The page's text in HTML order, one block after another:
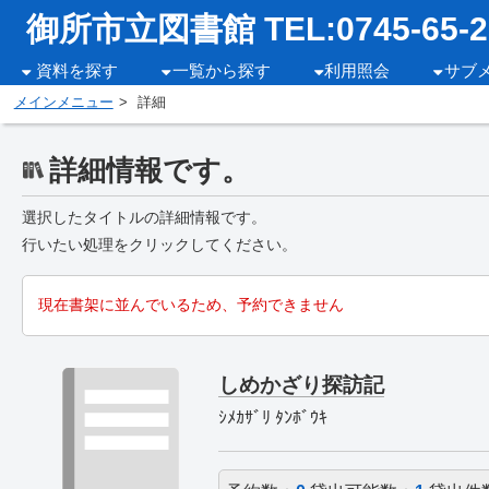
御所市立図書館 TEL:0745-65-
資料を探す 一覧から探す 利用照会 サブ
メインメニュー 詳細
詳細情報です。
選択したタイトルの詳細情報です。
行いたい処理をクリックしてください。
現在書架に並んでいるため、予約できません
しめかざり探訪記
ｼﾒｶｻﾞﾘ ﾀﾝﾎﾞｳｷ